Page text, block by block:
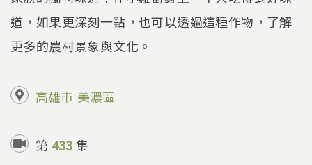
道，如果更深刻一點，也可以透過這種作物，了解
更多的農村景象與文化。
高雄市 美濃區
第 433集